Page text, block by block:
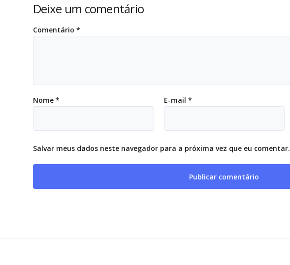
Deixe um comentário
Comentário *
Nome * E-mail *
Salvar meus dados neste navegador para a próxima vez que eu comentar.